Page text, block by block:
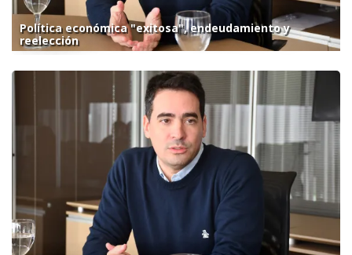
Política económica "exitosa", endeudamiento y
reelección